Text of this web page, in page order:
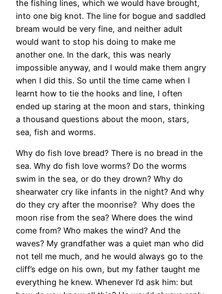
the fishing lines, which we would have brought,
into one big knot. The line for bogue and saddled
bream would be very fine, and neither adult
would want to stop his doing to make me
another one. In the dark, this was nearly
impossible anyway, and I would make them angry
when I did this. So until the time came when I
learnt how to tie the hooks and line, I often
ended up staring at the moon and stars, thinking
a thousand questions about the moon, stars,
sea, fish and worms.
Why do fish love bread? There is no bread in the
sea. Why do fish love worms? Do the worms
swim in the sea, or do they drown? Why do
shearwater cry like infants in the night? And why
do they cry after the moonrise? Why does the
moon rise from the sea? Where does the wind
come from? Who makes the wind? And the
waves? My grandfather was a quiet man who did
not tell me much, and he would always go to the
cliff’s edge on his own, but my father taught me
everything he knew. Whenever I’d ask him: but